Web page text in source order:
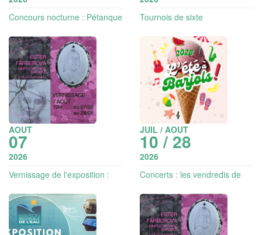
Concours nocturne : Pétanque
Tournois de sixte
AOUT
07
2026
Vernissage de l'exposition :
JUIL / AOUT
10 / 28
2026
Concerts : les vendredis de